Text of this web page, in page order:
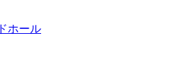
ホール